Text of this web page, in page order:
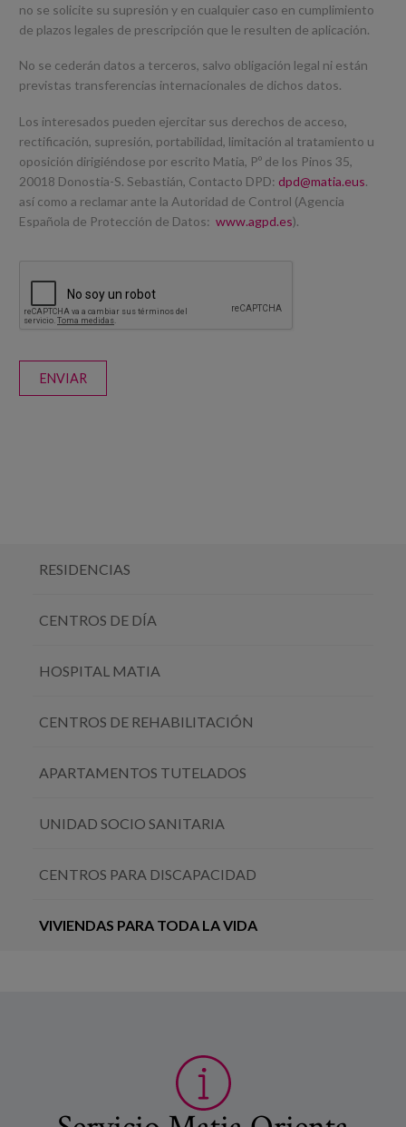
no se solicite su supresión y en cualquier caso en cumplimiento
de plazos legales de prescripción que le resulten de aplicación.
No se cederán datos a terceros, salvo obligación legal ni están
previstas transferencias internacionales de dichos datos.
Los interesados pueden ejercitar sus derechos de acceso,
rectificación, supresión, portabilidad, limitación al tratamiento u
oposición dirigiéndose por escrito Matia, Pº de los Pinos 35,
20018 Donostia-S. Sebastián, Contacto DPD:dpd@matia.eus.
así como a reclamar ante la Autoridad de Control (Agencia
Española de Protección de Datos:www.agpd.es).
ENVIAR
RESIDENCIAS
CENTROS DE DÍA
HOSPITAL MATIA
CENTROS DE REHABILITACIÓN
APARTAMENTOS TUTELADOS
UNIDAD SOCIO SANITARIA
CENTROS PARA DISCAPACIDAD
VIVIENDAS PARA TODA LA VIDA